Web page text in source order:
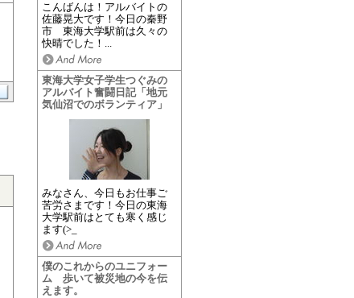
こんばんは！アルバイトの
佐藤晃大です！今日の秦野
市 東海大学駅前は久々の
快晴でした！...
東海大学女子学生つぐみの
アルバイト奮闘日記「地元
気仙沼でのボランティア」
みなさん、今日もお仕事ご
苦労さまです！今日の東海
大学駅前はとても寒く感じ
ます(>_
僕のこれからのユニフォー
ム 歩いて被災地の今を伝
えます。